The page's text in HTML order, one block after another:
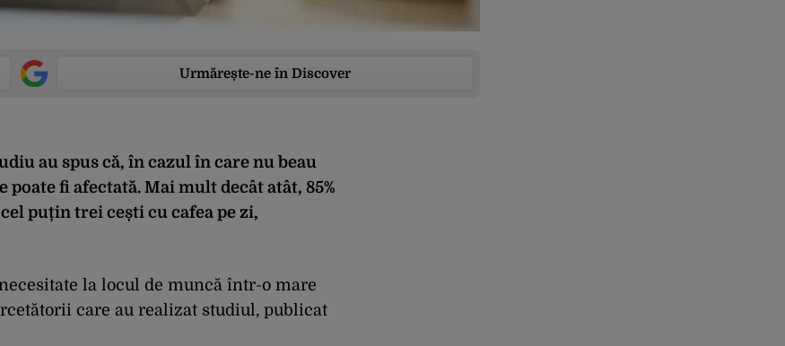
Urmărește-ne în Discover
au spus că, în cazul în care nu beau
fi afectată. Mai mult decât atât, 85%
puțin trei cești cu cafea pe zi,
la locul de muncă într-o mare
care au realizat studiul, publicat